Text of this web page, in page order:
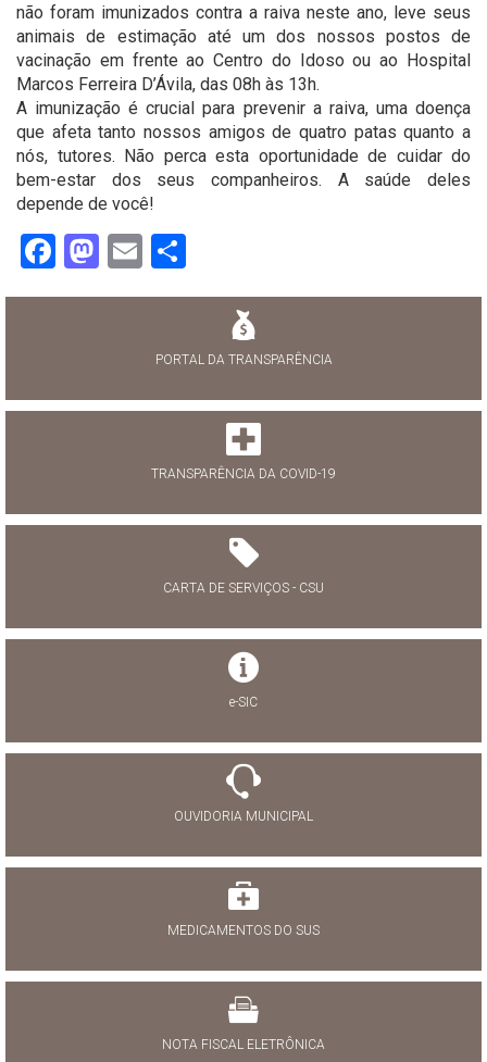
não foram imunizados contra a raiva neste ano, leve seus
animais de estimação até um dos nossos postos de
vacinação em frente ao Centro do Idoso ou ao Hospital
Marcos Ferreira D’Ávila, das 08h às 13h.
A imunização é crucial para prevenir a raiva, uma doença
que afeta tanto nossos amigos de quatro patas quanto a
nós, tutores. Não perca esta oportunidade de cuidar do
bem-estar dos seus companheiros. A saúde deles
depende de você!
Facebook
Mastodon
Email
PORTAL DA TRANSPARÊNCIA
TRANSPARÊNCIA DA COVID-19
CARTA DE SERVIÇOS - CSU
e-SIC
OUVIDORIA MUNICIPAL
MEDICAMENTOS DO SUS
NOTA FISCAL ELETRÔNICA